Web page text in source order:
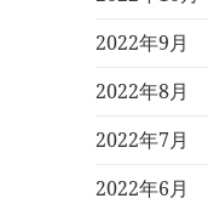
2022年9月
2022年8月
2022年7月
2022年6月